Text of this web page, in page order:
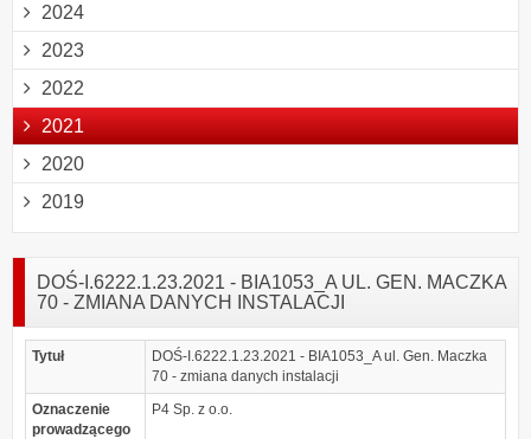
2024
2023
2022
2021
2020
2019
DOŚ-I.6222.1.23.2021 - BIA1053_A UL. GEN. MACZKA
70 - ZMIANA DANYCH INSTALACJI
Tytuł
DOŚ-I.6222.1.23.2021 - BIA1053_A ul. Gen. Maczka
70 - zmiana danych instalacji
Oznaczenie
prowadzącego
P4 Sp. z o.o.